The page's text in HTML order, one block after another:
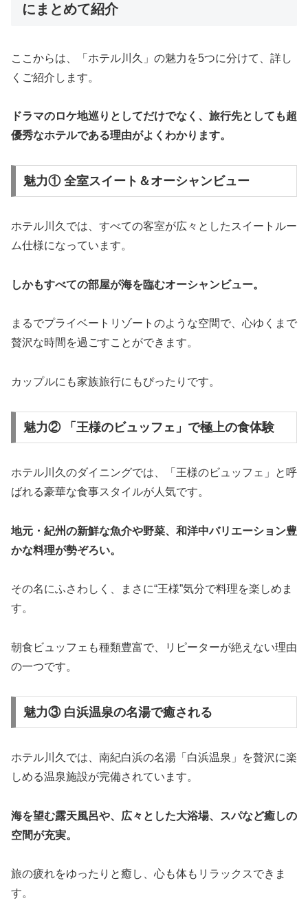
にまとめて紹介
ここからは、「ホテル川久」の魅力を5つに分けて、詳し
くご紹介します。
ドラマのロケ地巡りとしてだけでなく、旅行先としても超
優秀なホテルである理由がよくわかります。
魅力① 全室スイート＆オーシャンビュー
ホテル川久では、すべての客室が広々としたスイートルー
ム仕様になっています。
しかもすべての部屋が海を臨むオーシャンビュー。
まるでプライベートリゾートのような空間で、心ゆくまで
贅沢な時間を過ごすことができます。
カップルにも家族旅行にもぴったりです。
魅力② 「王様のビュッフェ」で極上の食体験
ホテル川久のダイニングでは、「王様のビュッフェ」と呼
ばれる豪華な食事スタイルが人気です。
地元・紀州の新鮮な魚介や野菜、和洋中バリエーション豊
かな料理が勢ぞろい。
その名にふさわしく、まさに“王様”気分で料理を楽しめま
す。
朝食ビュッフェも種類豊富で、リピーターが絶えない理由
の一つです。
魅力③ 白浜温泉の名湯で癒される
ホテル川久では、南紀白浜の名湯「白浜温泉」を贅沢に楽
しめる温泉施設が完備されています。
海を望む露天風呂や、広々とした大浴場、スパなど癒しの
空間が充実。
旅の疲れをゆったりと癒し、心も体もリラックスできま
す。